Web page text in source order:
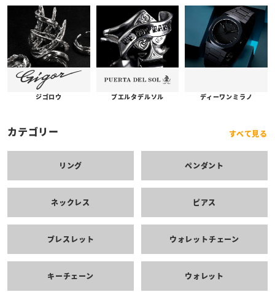
ジゴロウ プエルタデルソル ディーワンミラノ
カテゴリー すべて見る
リング ペンダント
ネックレス ピアス
ブレスレット ウォレットチェーン
キーチェーン ウォレット